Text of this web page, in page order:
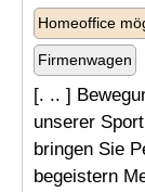
Homeoffice
Firmenwagen
[. .. ]
unserer
bringen Sie
begeistern